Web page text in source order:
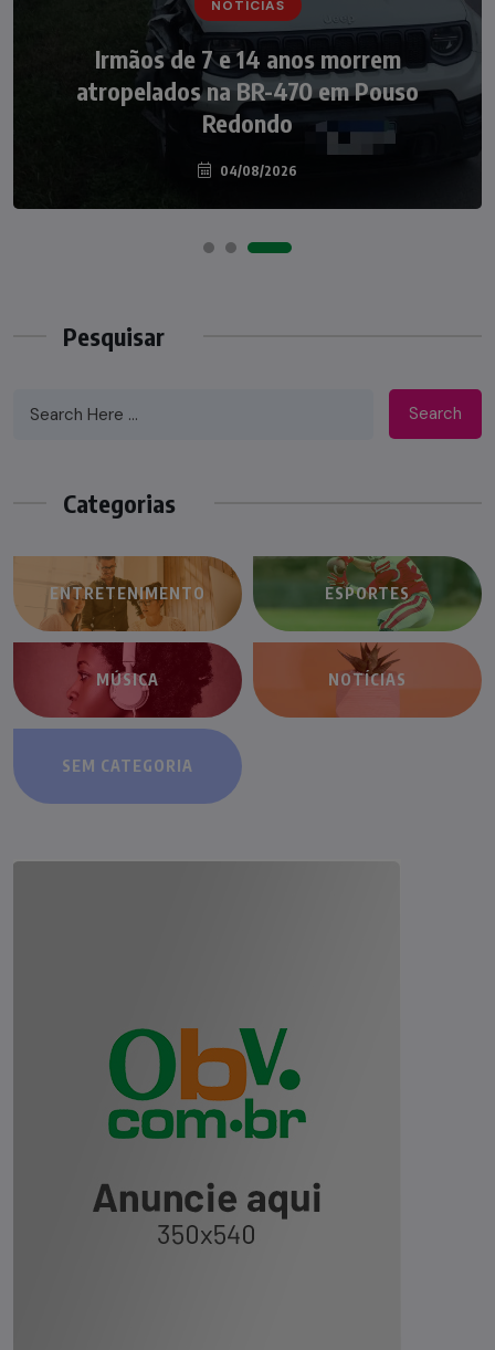
NOTÍCIAS
Irmãos de 7 e 14 anos morrem
atropelados na BR-470 em Pouso
Redondo
04/08/2026
NOTÍCIAS
Nádia Menegazzi leva o nome de Taió ao
palco do Programa Silvio Santos
07/08/2026
Pesquisar
Search
Categorias
ENTRETENIMENTO ESPORTES
MÚSICA NOTÍCIAS
SEM CATEGORIA